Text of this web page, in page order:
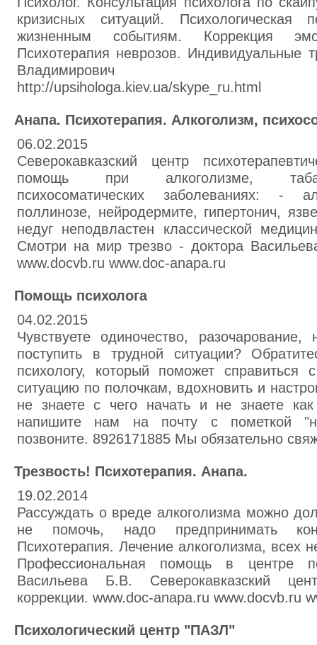
кризисных ситуаций.
жизненным событиям. Коррекция
Психотерапия неврозов. Индивидуальные
Владимирович
http://upsihologa.kiev.ua/skype_ru.html
Анапа. Психотерапия. Алкоголизм,
06.02.2015
Северокавказский центр
помощь при алкоголизме,
психосоматических заболеваниях: -
поллинозе, нейродермите, гипертонич,
недуг неподвластен классической
Смотри на мир трезво - доктора
www.docvb.ru www.doc-anapa.ru
Помощь психолога
04.02.2015
Чувствуете одиночество,
поступить в трудной ситуации?
психологу, который поможет справиться
ситуацию по полочкам, вдохновить и
не знаете с чего начать и не знаете
напишите нам на почту с пометкой
позвоните. 8926171885 Мы обязательно
Трезвость! Психотерапия. Анапа.
19.02.2014
Рассуждать о вреде алкоголизма можно
не помочь, надо предпринимать
Психотерапия. Лечение алкоголизма, всех
Профессиональная помощь в центре
Васильева Б.В. Северокавказский
коррекции. www.doc-anapa.ru www.docvb.ru
Психологический центр "ПАЗЛ"